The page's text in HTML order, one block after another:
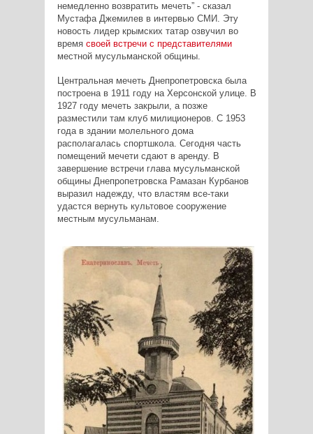
немедленно возвратить мечеть” - сказал
Мустафа Джемилев в интервью СМИ. Эту
новость лидер крымских татар озвучил во
время своей встречи с представителями
местной мусульманской общины.
Центральная мечеть Днепропетровска была
построена в 1911 году на Херсонской улице. В
1927 году мечеть закрыли, а позже
разместили там клуб милиционеров. С 1953
года в здании молельного дома
располагалась спортшкола. Сегодня часть
помещений мечети сдают в аренду. В
завершение встречи глава мусульманской
общины Днепропетровска Рамазан Курбанов
выразил надежду, что властям все-таки
удастся вернуть культовое сооружение
местным мусульманам.